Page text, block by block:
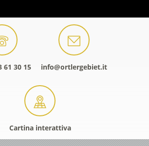
61 30 15 info@ortlergebiet.it
Cartina interattiva